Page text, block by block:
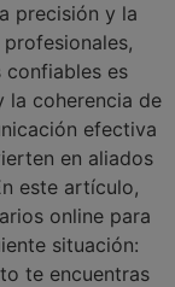
precisión y la
confiables es
la coherencia de
efectiva
en aliados
este artículo,
online para
situación:
te encuentras